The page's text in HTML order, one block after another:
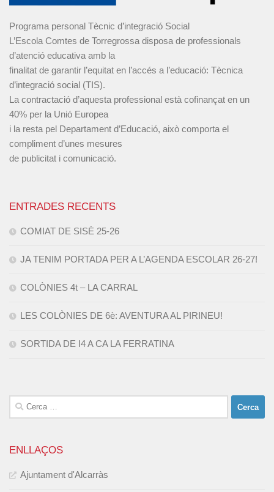
Programa personal Tècnic d’integració Social
L’Escola Comtes de Torregrossa disposa de professionals
d’atenció educativa amb la
finalitat de garantir l’equitat en l’accés a l’educació: Tècnica
d’integració social (TIS).
La contractació d’aquesta professional està cofinançat en un
40% per la Unió Europea
i la resta pel Departament d’Educació, això comporta el
compliment d’unes mesures
de publicitat i comunicació.
ENTRADES RECENTS
COMIAT DE SISÈ 25-26
JA TENIM PORTADA PER A L’AGENDA ESCOLAR 26-27!
COLÒNIES 4t – LA CARRAL
LES COLÒNIES DE 6è: AVENTURA AL PIRINEU!
SORTIDA DE I4 A CA LA FERRATINA
Cerca:
ENLLAÇOS
Ajuntament d'Alcarràs